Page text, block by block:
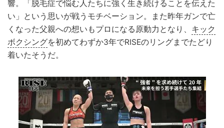
響。「脱毛症で悩む人たちに強く生き続けることを伝えた
い」という思いが戦うモチベーション。また昨年ガンで亡
くなった父親への想いもプロになる原動力となり、 キック
ボクシングを初めてわずか3年でRISEのリングまでたどり
着いたそうだ。